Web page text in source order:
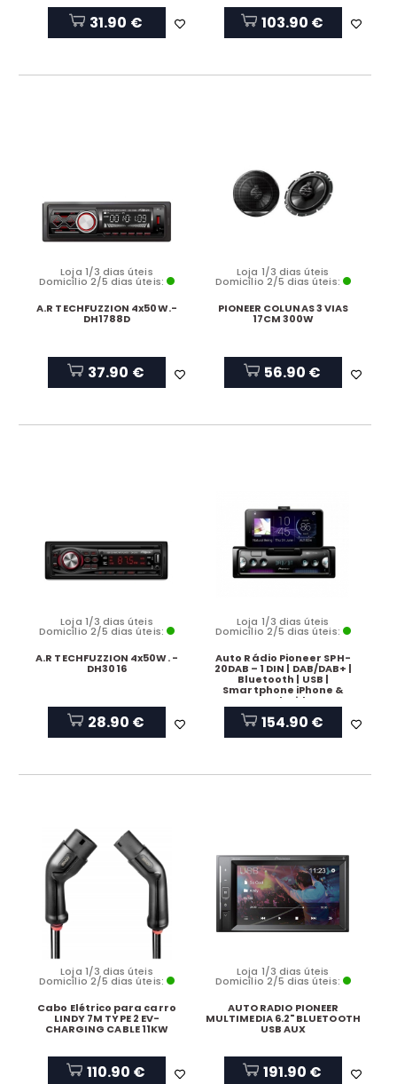
31.90 € 103.90 €
Loja 1/3 dias úteis
Domicílio 2/5 dias úteis:
A.R TECHFUZZION 4x50W.-
DH1788D
37.90 €
Loja 1/3 dias úteis
Domicílio 2/5 dias úteis:
PIONEER COLUNAS 3 VIAS
17CM 300W
56.90 €
Loja 1/3 dias úteis
Domicílio 2/5 dias úteis:
A.R TECHFUZZION 4x50W. -
DH3016
28.90 €
Loja 1/3 dias úteis
Domicílio 2/5 dias úteis:
Auto Rádio Pioneer SPH-
20DAB – 1 DIN | DAB/DAB+ |
Bluetooth | USB |
Smartphone iPhone &
Android
154.90 €
Loja 1/3 dias úteis
Domicílio 2/5 dias úteis:
Cabo Elétrico para carro
LINDY 7M TYPE 2 EV-
CHARGING CABLE 11KW
110.90 €
Loja 1/3 dias úteis
Domicílio 2/5 dias úteis:
AUTO RADIO PIONEER
MULTIMEDIA 6.2" BLUETOOTH
USB AUX
191.90 €